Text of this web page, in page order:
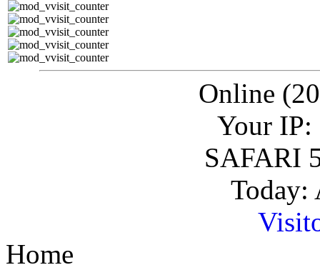
Online
Your IP:
SAFARI
Today:
Home